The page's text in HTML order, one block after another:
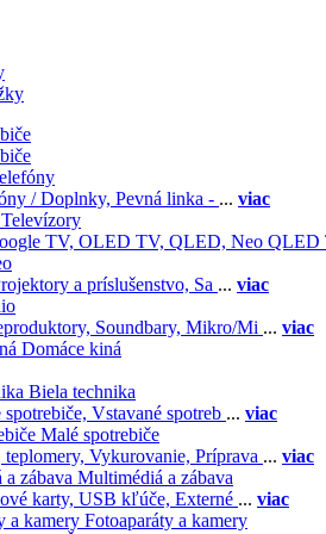
/ Doplnky, Pevná linka - ... viac
Televízory
TV, OLED TV, QLED, Neo QLED
a príslušenstvo, Sa ... viac
Soundbary, Mikro/Mi ... viac
Domáce kiná
Biela technika
Vstavané spotreb ... viac
Malé spotrebiče
teplomery, Vykurovanie, Príprava ... viac
Multimédiá a zábava
karty, USB kľúče, Externé ... viac
Fotoaparáty a kamery